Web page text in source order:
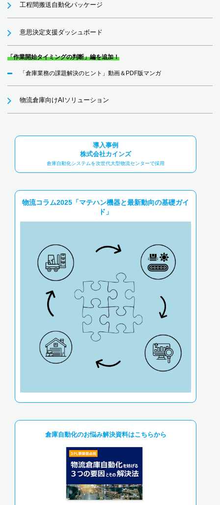
工程間搬送自動化パッケージ
意思決定支援ダッシュボード
「作業開始タイミングの判断」編を追加！
「倉庫業務の課題解決のヒント」動画＆PDF版マンガ
物流倉庫向けAIソリューション
導入事例
株式会社カインズ
倉庫自動化システムを次世代大型物流センターで採用
物流コラム2025 「マテハン機器と最新動向の基礎ガイ
ド」
倉庫自動化のお悩み解決資料はこちらから